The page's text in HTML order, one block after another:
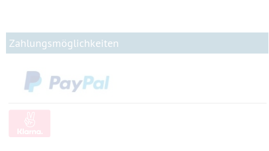
Zahlungsmöglichkeiten